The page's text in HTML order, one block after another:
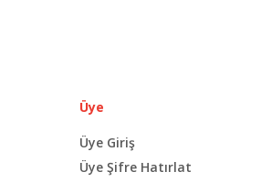
Üye
Üye Giriş
Üye Şifre Hatırlat